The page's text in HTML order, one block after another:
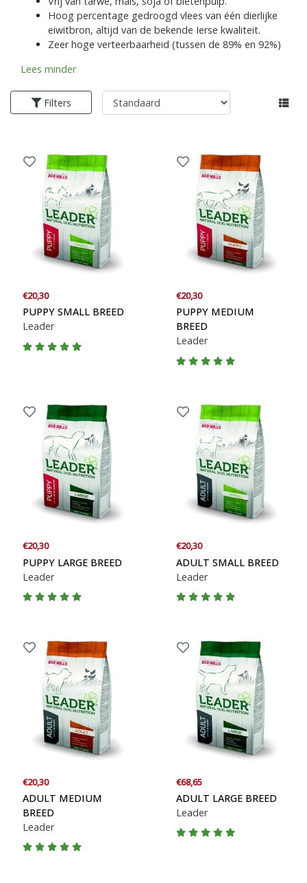
Hoog percentage gedroogd vlees van één dierlijke
eiwitbron, altijd van de bekende Ierse kwaliteit.
Zeer hoge verteerbaarheid (tussen de 89% en 92%)
Lees minder
Filters
€20,30
PUPPY SMALL BREED
Leader
€20,30
PUPPY MEDIUM
BREED
Leader
€20,30
PUPPY LARGE BREED
Leader
€20,30
ADULT SMALL BREED
Leader
€20,30
ADULT MEDIUM
BREED
Leader
€68,65
ADULT LARGE BREED
Leader